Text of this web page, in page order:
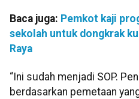
Baca juga: Pemkot kaji
sekolah untuk dongkrak
Raya
“Ini sudah menjadi SOP.
berdasarkan pemetaan